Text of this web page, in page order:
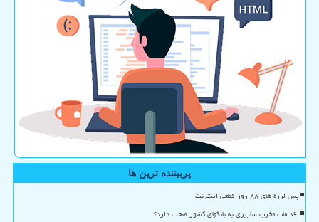
پربیننده ترین ها
پس لرزه های ۸۸ روز قطعی اینترنت
اقدامات مخرب سایبری به بانکهای کشور صحت دارد؟